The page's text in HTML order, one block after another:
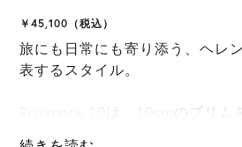
￥45,100（税込）
旅にも日常にも寄り添う、ヘレ
表するスタイル。
Provence 10は、10cmのブリム